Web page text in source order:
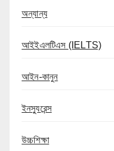
অন্যান্য
আইইএলটিএস (IELTS)
আইন-কানুন
ইনস্যুরেন্স
উচ্চশিক্ষা